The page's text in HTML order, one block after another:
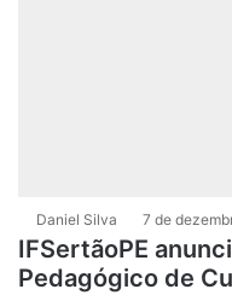
Daniel Silva 7 de
IFSertãoPE
Pedagógico de